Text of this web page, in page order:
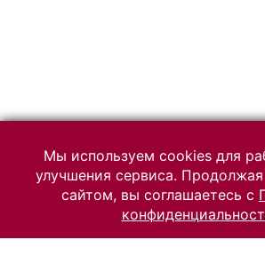
Мы используем cookies для
улучшения сервиса. Продолжая
сайтом, вы соглашаетесь с